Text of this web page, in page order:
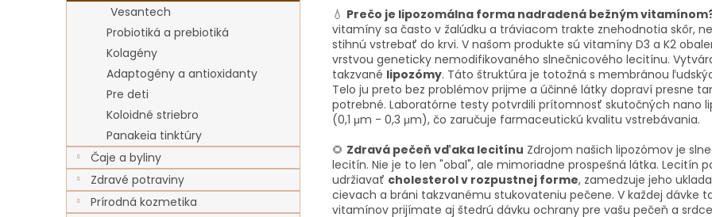
Vesantech
Probiotiká a prebiotiká
Kolagény
Adaptogény a antioxidanty
Pre deti
Koloidné striebro
Panakeia tinktúry
Čaje a byliny
Zdravé potraviny
Prírodná kozmetika
💧 Prečo je lipozomálna forma nadradená bežným
vitamíny sa často v žalúdku a tráviacom trakte znehodnotia skôr,
stihnú vstrebať do krvi. V našom produkte sú vitamíny D3 a K2
vrstvou geneticky nemodifikovaného slnečnicového lecitínu.
takzvané lipozómy. Táto štruktúra je totožná s membránou
Telo ju preto bez problémov prijme a účinné látky dopraví presne
potrebné. Laboratórne testy potvrdili prítomnosť skutočných nano
(0,1 μm - 0,3 μm), čo zaručuje farmaceutickú kvalitu vstrebávania.
🌻 Zdravá pečeň vďaka lecitínu Zdrojom našich lipozómov je
lecitín. Nie je to len "obal", ale mimoriadne prospešná látka. Lecitín
udržiavať cholesterol v rozpustnej forme, zamedzuje jeho
cievach a bráni takzvanému stukovateniu pečene. V každej dávke
vitamínov prijímate aj štedrú dávku ochrany pre vašu pečeň a